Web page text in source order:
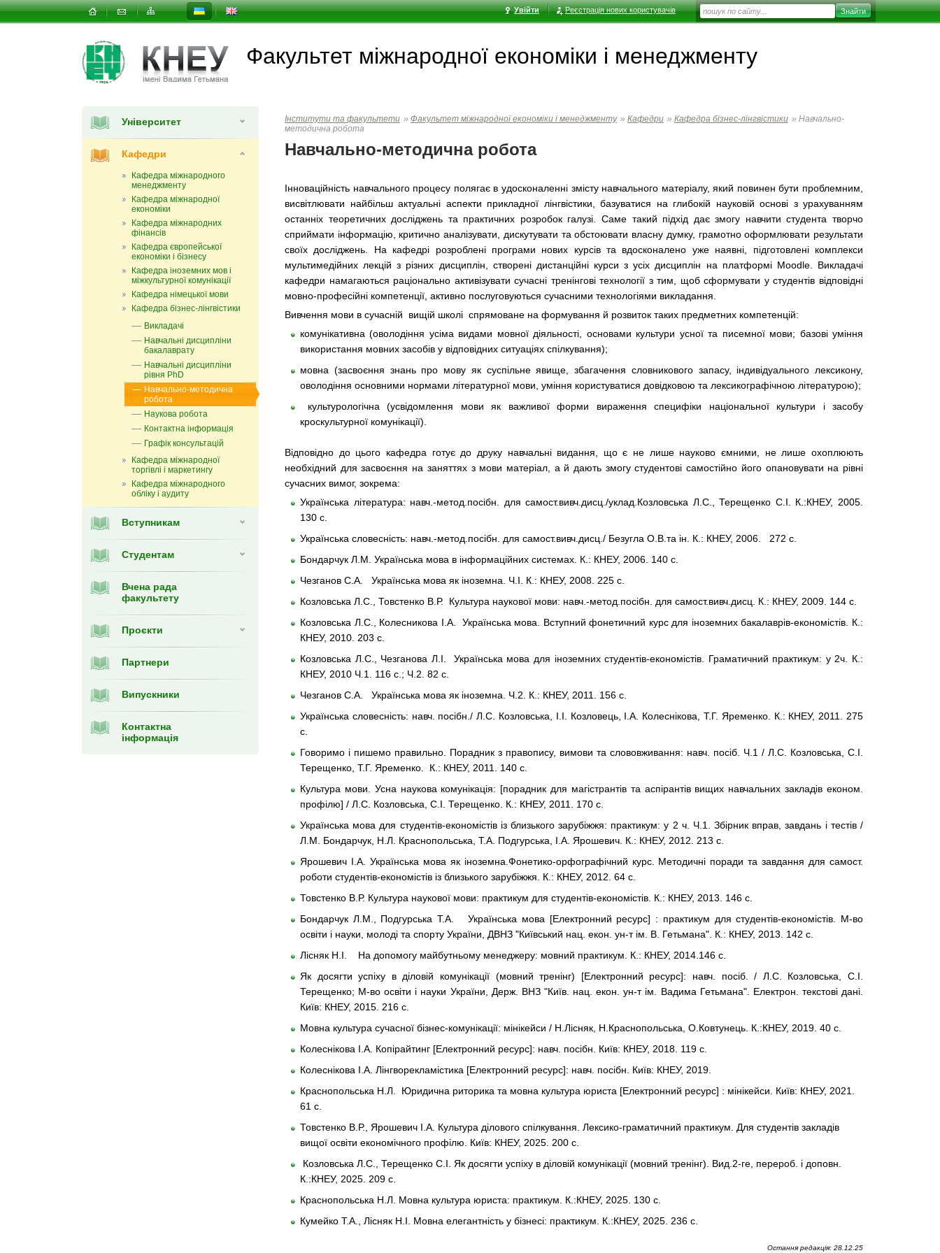
Увійти Реєстрація нових користувачів
Факультет мiжнародної економiки i менеджменту
Університет
Кафедри
Кафедра міжнародного
менеджменту
Кафедра міжнародної
економіки
Кафедра міжнародних
фінансів
Кафедра європейської
економіки і бізнесу
Кафедра іноземних мов і
міжкультурної комунікації
Кафедра німецької мови
Кафедра бізнес-лінгвістики
Викладачі
Навчальні дисципліни
бакалаврату
Навчальні дисципліни
рівня PhD
Навчально-методична
робота
Наукова робота
Контактна інформація
Графік консультацій
Кафедра міжнародної
торгівлі і маркетингу
Кафедра мiжнародного
обліку і аудиту
Вступникам
Студентам
Вчена рада
факультету
Проєкти
Партнери
Випускники
Контактна
інформація
Інститути та факультети » Факультет мiжнародної економiки i менеджменту » Кафедри » Кафедра бізнес-лінгвістики » Навчально-
методична робота
Навчально-методична робота
Інноваційність навчального процесу полягає в удосконаленні змісту навчального матеріалу, який повинен бути проблемним,
висвітлювати найбільш актуальні аспекти прикладної лінгвістики, базуватися на глибокій науковій основі з урахуванням
останніх теоретичних досліджень та практичних розробок галузі. Саме такий підхід дає змогу навчити студента творчо
сприймати інформацію, критично аналізувати, дискутувати та обстоювати власну думку, грамотно оформлювати результати
своїх досліджень. На кафедрі розроблені програми нових курсів та вдосконалено уже наявні, підготовлені комплекси
мультимедійних лекцій з різних дисциплін, створені дистанційні курси з усіх дисциплін на платформі Moodle. Викладачі
кафедри намагаються раціонально активізувати сучасні тренінгові технології з тим, щоб сформувати у студентів відповідні
мовно-професійні компетенції, активно послуговуються сучасними технологіями викладання.
Вивчення мови в сучасній вищій школі спрямоване на формування й розвиток таких предметних компетенцій:
комунікативна (оволодіння усіма видами мовної діяльності, основами культури усної та писемної мови; базові уміння
використання мовних засобів у відповідних ситуаціях спілкування);
мовна (засвоєння знань про мову як суспільне явище, збагачення словникового запасу, індивідуального лексикону,
оволодіння основними нормами літературної мови, уміння користуватися довідковою та лексикографічною літературою);
культурологічна (усвідомлення мови як важливої форми вираження специфіки національної культури і засобу
кроскультурної комунікації).
Відповідно до цього кафедра готує до друку навчальні видання, що є не лише науково ємними, не лише охоплюють
необхідний для засвоєння на заняттях з мови матеріал, а й дають змогу студентові самостійно його опановувати на рівні
сучасних вимог, зокрема:
Українська література: навч.-метод.посібн. для самост.вивч.дисц./уклад.Козловська Л.С., Терещенко С.І. К.:КНЕУ, 2005.
130 с.
Українська словесність: навч.-метод.посібн. для самост.вивч.дисц./ Безугла О.В.та ін. К.: КНЕУ, 2006. 272 с.
Бондарчук Л.М. Українська мова в інформаційних системах. К.: КНЕУ, 2006. 140 с.
Чезганов С.А. Українська мова як іноземна. Ч.І. К.: КНЕУ, 2008. 225 с.
Козловська Л.С., Товстенко В.Р. Культура наукової мови: навч.-метод.посібн. для самост.вивч.дисц. К.: КНЕУ, 2009. 144 с.
Козловська Л.С., Колесникова І.А. Українська мова. Вступний фонетичний курс для іноземних бакалаврів-економістів. К.:
КНЕУ, 2010. 203 с.
Козловська Л.С., Чезганова Л.І. Українська мова для іноземних студентів-економістів. Граматичний практикум: у 2ч. К.:
КНЕУ, 2010 Ч.1. 116 с.; Ч.2. 82 с.
Чезганов С.А. Українська мова як іноземна. Ч.2. К.: КНЕУ, 2011. 156 с.
Українська словесність: навч. посібн./ Л.С. Козловська, І.І. Козловець, І.А. Колеснікова, Т.Г. Яременко. К.: КНЕУ, 2011. 275
с.
Говоримо і пишемо правильно. Порадник з правопису, вимови та слововживання: навч. посіб. Ч.1 / Л.С. Козловська, С.І.
Терещенко, Т.Г. Яременко. К.: КНЕУ, 2011. 140 с.
Культура мови. Усна наукова комунікація: [порадник для магістрантів та аспірантів вищих навчальних закладів економ.
профілю] / Л.С. Козловська, С.І. Терещенко. К.: КНЕУ, 2011. 170 с.
Українська мова для студентів-економістів із близького зарубіжжя: практикум: у 2 ч. Ч.1. Збірник вправ, завдань і тестів /
Л.М. Бондарчук, Н.Л. Краснопольська, Т.А. Подгурська, І.А. Ярошевич. К.: КНЕУ, 2012. 213 с.
Ярошевич І.А. Українська мова як іноземна. Фонетико-орфографічний курс. Методичні поради та завдання для самост.
роботи студентів-економістів із близького зарубіжжя. К.: КНЕУ, 2012. 64 с.
Товстенко В.Р. Культура наукової мови: практикум для студентів-економістів. К.: КНЕУ, 2013. 146 с.
Бондарчук Л.М., Подгурська Т.А. Українська мова [Електронний ресурс] : практикум для студентів-економістів. М-во
освіти і науки, молоді та спорту України, ДВНЗ "Київський нац. екон. ун-т ім. В. Гетьмана". К.: КНЕУ, 2013. 142 с.
Лісняк Н.І. На допомогу майбутньому менеджеру: мовний практикум. К.: КНЕУ, 2014.146 с.
Як досягти успіху в діловій комунікації (мовний тренінг) [Електронний ресурс]: навч. посіб. / Л.С. Козловська, С.І.
Терещенко; М-во освіти і науки України, Держ. ВНЗ "Київ. нац. екон. ун-т ім. Вадима Гетьмана". Електрон. текстові дані.
Київ: КНЕУ, 2015. 216 с.
Мовна культура сучасної бізнес-комунікації: мінікейси / Н.Лісняк, Н.Краснопольська, О.Ковтунець. К.:КНЕУ, 2019. 40 с.
Колеснікова І.А. Копірайтинг [Електронний ресурс]: навч. посібн. Київ: КНЕУ, 2018. 119 с.
Колеснікова І.А. Лінгворекламістика [Електронний ресурс]: навч. посібн. Київ: КНЕУ, 2019.
Краснопольська Н.Л. Юридична риторика та мовна культура юриста [Електронний ресурс] : мінікейси. Київ: КНЕУ, 2021.
61 с.
Товстенко В.Р., Ярошевич І.А. Культура ділового спілкування. Лексико-граматичний практикум. Для студентів закладів
вищої освіти економічного профілю. Київ: КНЕУ, 2025. 200 с.
Козловська Л.С., Терещенко С.І. Як досягти успіху в діловій комунікації (мовний тренінг). Вид.2-ге, перероб. і доповн.
К.:КНЕУ, 2025. 209 с.
Краснопольська Н.Л. Мовна культура юриста: практикум. К.:КНЕУ, 2025. 130 с.
Кумейко Т.А., Лісняк Н.І. Мовна елегантність у бізнесі: практикум. К.:КНЕУ, 2025. 236 с.
Остання редакція: 28.12.25